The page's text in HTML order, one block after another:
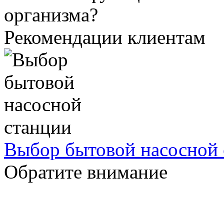
Рекомендации клиентам
Выбор бытовой насосной
Обратите внимание